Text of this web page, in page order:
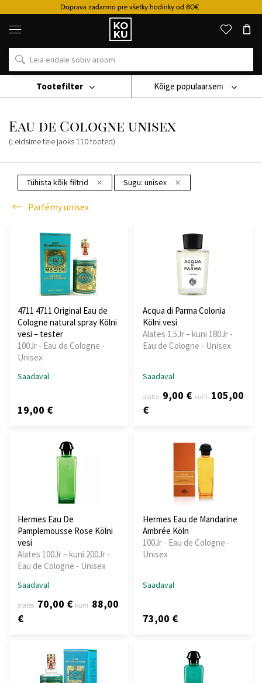
Doprava zadarmo pre všetky hodinky od 80€
Originaalsed
parfüümid
kellad
ühes
Parfémy Parfémy Unisex Eau De Cologne Unisex
Eau de Cologne unisex
(Leidsime teie jaoks 110tooted)
Kõige populaarsem
Tühista kõik filtrid Sugu: unisex
Parfémy unisex
Tootefilter
4711 4711 Original Eau de
Cologne natural spray Kölni
vesi – tester
100Jr - Eau de Cologne -
Unisex
Saadaval
19,00 €
Acqua di Parma Colonia
Kölni vesi
Alates 1.5Jr – kuni 180Jr -
Eau de Cologne - Unisex
Saadaval
alates 9,00 € kuni 105,00
€
Hermes Eau De
Pamplemousse Rose Kölni
vesi
Alates 100Jr – kuni 200Jr -
Eau de Cologne - Unisex
Saadaval
alates 70,00 € kuni 88,00
€
Hermes Eau de Mandarine
Ambrée Köln
100Jr - Eau de Cologne -
Unisex
Saadaval
73,00 €